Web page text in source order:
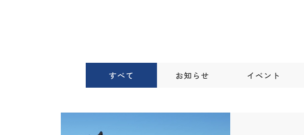
すべて お知らせ イベント